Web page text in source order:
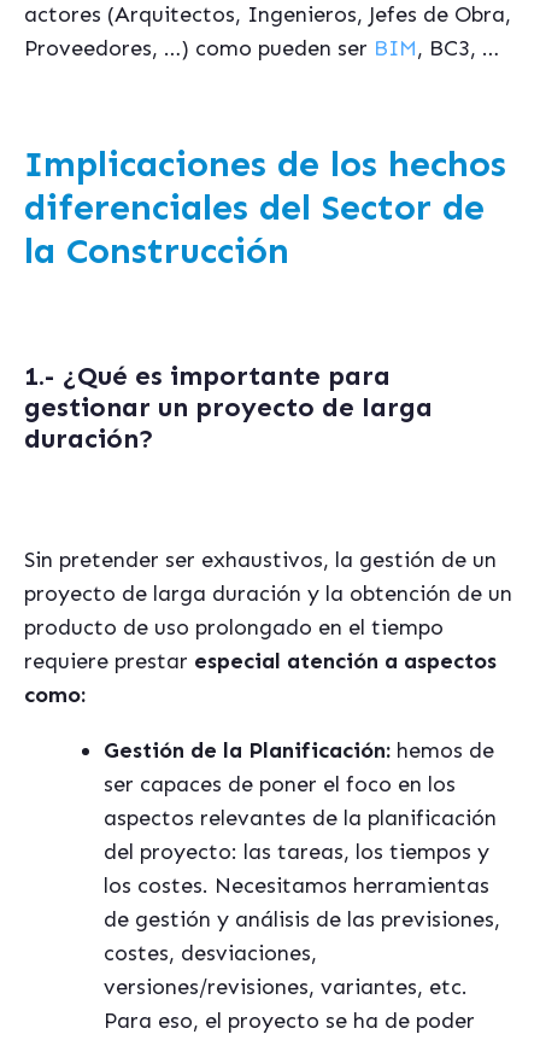
actores (Arquitectos, Ingenieros, Jefes de Obra,
Proveedores, …) como pueden ser BIM, BC3, …
Implicaciones de los hechos
diferenciales del Sector de
la Construcción
1.- ¿Qué es importante para
gestionar un proyecto de larga
duración?
Sin pretender ser exhaustivos, la gestión de un
proyecto de larga duración y la obtención de un
producto de uso prolongado en el tiempo
requiere prestar especial atención a aspectos
como:
Gestión de la Planificación: hemos de
ser capaces de poner el foco en los
aspectos relevantes de la planificación
del proyecto: las tareas, los tiempos y
los costes. Necesitamos herramientas
de gestión y análisis de las previsiones,
costes, desviaciones,
versiones/revisiones, variantes, etc.
Para eso, el proyecto se ha de poder